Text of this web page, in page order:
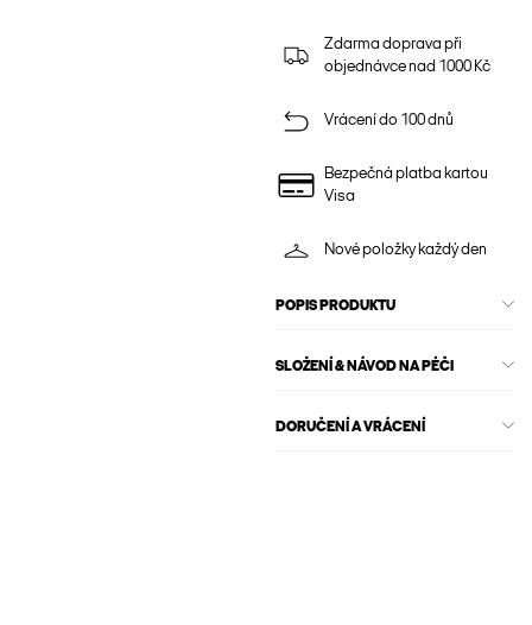
Zdarma doprava při
objednávce nad 1000 Kč
Vrácení do 100 dnů
Bezpečná platba kartou
Visa
Nové položky každý den
POPIS PRODUKTU
SLOŽENÍ & NÁVOD NA PÉČI
DORUČENÍ A VRÁCENÍ